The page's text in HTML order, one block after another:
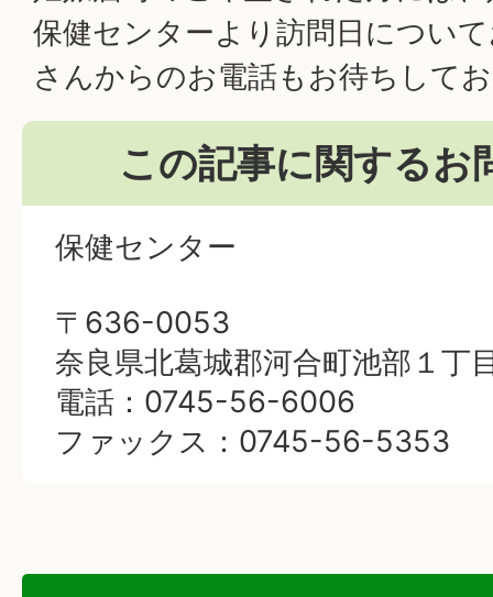
保健センターより訪問日につい
さんからのお電話もお待ちして
この記事に関するお
保健センター
〒636-0053
奈良県北葛城郡河合町池部１丁
電話：0745-56-6006
ファックス：0745-56-5353